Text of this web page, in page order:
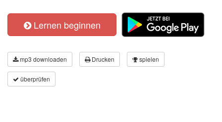
Lernen beginnen
mp3 downloaden Drucken spielen
überprüfen